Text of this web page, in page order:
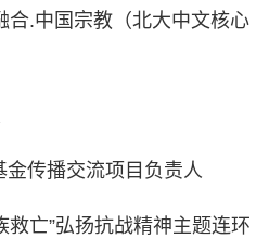
合.中国宗教（北大中文核心
传播交流项目负责人
救亡”弘扬抗战精神主题连环